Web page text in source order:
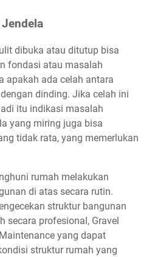
dibuka atau ditutup bisa
fondasi atau masalah
apakah ada celah antara
dinding. Jika celah ini
itu indikasi masalah
yang miring juga bisa
tidak rata, yang memerlukan
rumah melakukan
di atas secara rutin.
struktur bangunan
secara profesional, Gravel
yang dapat
struktur rumah yang